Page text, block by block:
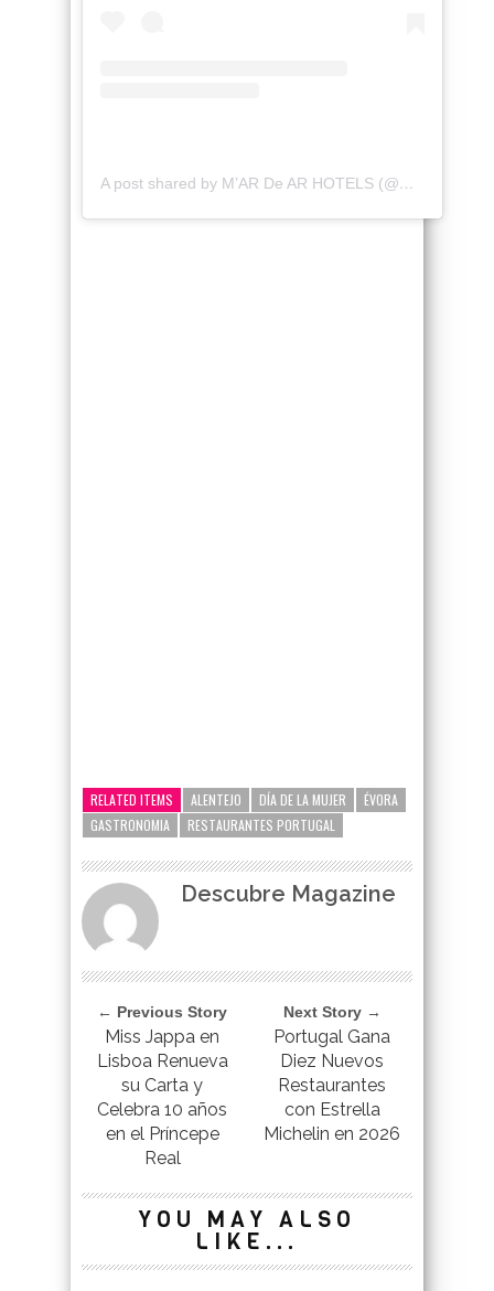
A post shared by M’AR De AR HOTELS (@mardearhotels)
RELATED ITEMS ALENTEJO DÍA DE LA MUJER
ÉVORA
GASTRONOMIA
RESTAURANTES PORTUGAL
Descubre Magazine
← Previous Story
Miss Jappa en
Lisboa Renueva
su Carta y
Celebra 10 años
en el Príncepe
Real
Next Story →
Portugal Gana
Diez Nuevos
Restaurantes
con Estrella
Michelin en 2026
YOU MAY ALSO
LIKE...